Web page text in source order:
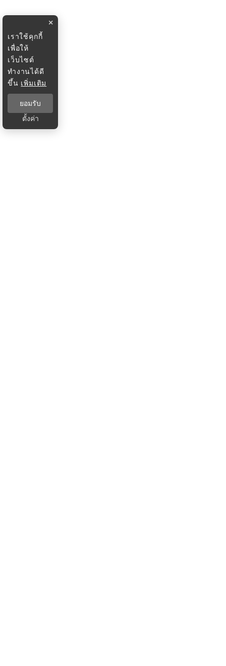
×
เราใช้คุกกี้
เพื่อให้
เว็บไซต์
ทำงานได้ดี
ขึ้น เพิ่มเติม
ยอมรับ
ตั้งค่า